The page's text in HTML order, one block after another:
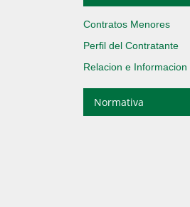
Contratos Menores
Perfil del Contratante
Relacion e
Normativa